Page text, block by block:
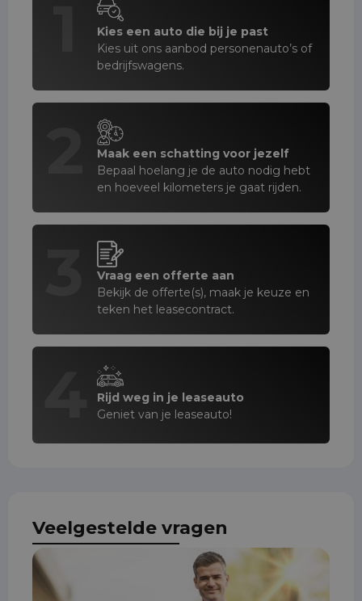
Kies een auto die bij je past
Kies uit ons aanbod personenauto’s of
bedrijfswagens.
Maak een schatting voor jezelf
Bepaal hoelang je de auto nodig hebt
en hoeveel kilometers je gaat rijden.
Vraag een offerte aan
Bekijk de offerte(s), maak je keuze en
teken het leasecontract.
Rijd weg in je leaseauto
Geniet van je leaseauto!
Veelgestelde vragen